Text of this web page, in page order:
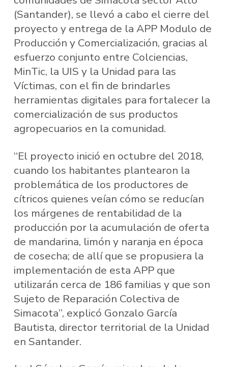
(Santander), se llevó a cabo el cierre del
proyecto y entrega de la APP Modulo de
Producción y Comercialización, gracias al
esfuerzo conjunto entre Colciencias,
MinTic, la UIS y la Unidad para las
Víctimas, con el fin de brindarles
herramientas digitales para fortalecer la
comercialización de sus productos
agropecuarios en la comunidad.
“El proyecto inició en octubre del 2018,
cuando los habitantes plantearon la
problemática de los productores de
cítricos quienes veían cómo se reducían
los márgenes de rentabilidad de la
producción por la acumulación de oferta
de mandarina, limón y naranja en época
de cosecha; de allí que se propusiera la
implementación de esta APP que
utilizarán cerca de 186 familias y que son
Sujeto de Reparación Colectiva de
Simacota”, explicó Gonzalo García
Bautista, director territorial de la Unidad
en Santander.